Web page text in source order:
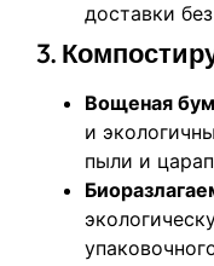
доставки
3.
Вощеная
и
пыли и